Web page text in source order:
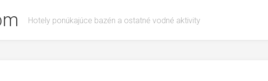
Hotely ponúkajúce bazén a ostatné vodné aktivity